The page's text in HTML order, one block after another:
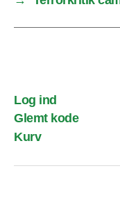
Log ind
Glemt kode
Kurv